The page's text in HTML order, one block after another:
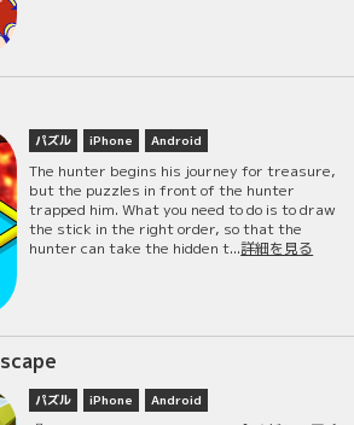
パズル iPhone Android
The hunter begins his journey for treasure,
but the puzzles in front of the hunter
trapped him. What you need to do is to draw
the stick in the right order, so that the
hunter can take the hidden t...詳細を見る
パズル iPhone Android